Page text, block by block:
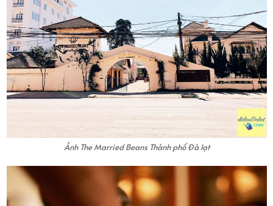
Ảnh The Married Beans Thành phố Đà lạt